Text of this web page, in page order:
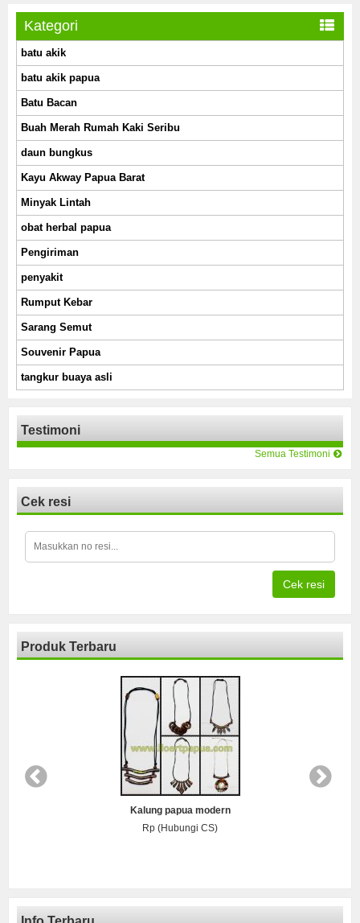
Kategori
batu akik
batu akik papua
Batu Bacan
Buah Merah Rumah Kaki Seribu
daun bungkus
Kayu Akway Papua Barat
Minyak Lintah
obat herbal papua
Pengiriman
penyakit
Rumput Kebar
Sarang Semut
Souvenir Papua
tangkur buaya asli
Testimoni
Semua Testimoni
Cek resi
Cek resi
Produk Terbaru
Kalung papua modern
Rp (Hubungi CS)